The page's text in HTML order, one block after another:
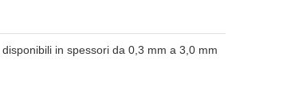
in spessori da 0,3 mm a 3,0 mm